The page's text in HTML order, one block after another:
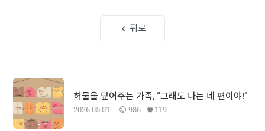
뒤로
허물을 덮어주는 가족, “그래도 나는 네 편이야!”
2026.05.01. 986 119